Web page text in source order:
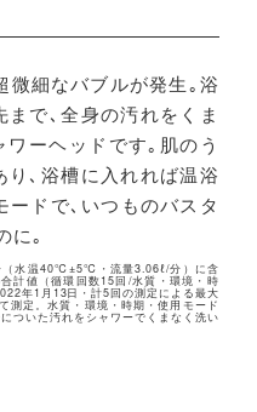
微細なバブルが発生｡浴
で､全身の汚れをくま
ーヘッドです｡肌のう
り､浴槽に入れれば温浴
ードで､いつものバスタ
に｡
（水温40℃±5℃・流量3.06ℓ/分）に含
計値（循環回数15回/水質・環境・時
年1月13日・計5回の測定による最大
測定。水質・環境・時期・使用モード
ついた汚れをシャワーでくまなく洗い